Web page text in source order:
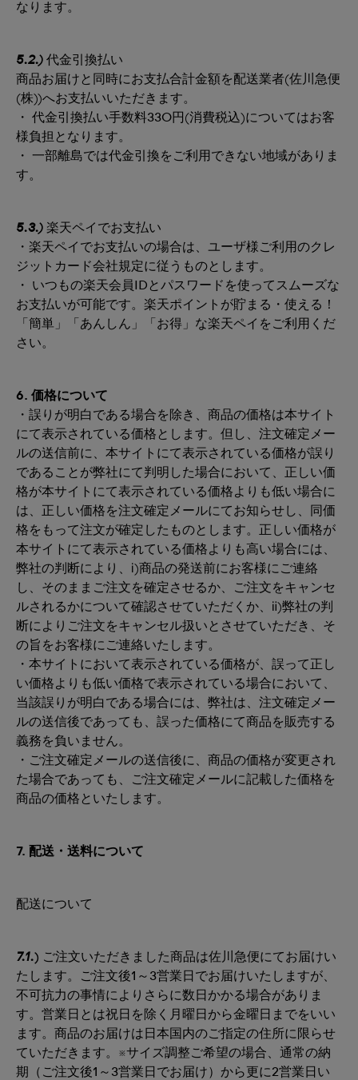
なります。
5.2.) 代金引換払い
商品お届けと同時にお支払合計金額を配送業者(佐川急便
(株))へお支払いいただきます。
・ 代金引換払い手数料330円(消費税込)についてはお客
様負担となります。
・ 一部離島では代金引換をご利用できない地域がありま
す。
5.3.) 楽天ペイでお支払い
・楽天ペイでお支払いの場合は、ユーザ様ご利用のクレ
ジットカード会社規定に従うものとします。
・ いつもの楽天会員IDとパスワードを使ってスムーズな
お支払いが可能です。楽天ポイントが貯まる・使える！
「簡単」「あんしん」「お得」な楽天ペイをご利用くだ
さい。
6. 価格について
・誤りが明白である場合を除き、商品の価格は本サイト
にて表示されている価格とします。但し、注文確定メー
ルの送信前に、本サイトにて表示されている価格が誤り
であることが弊社にて判明した場合において、正しい価
格が本サイトにて表示されている価格よりも低い場合に
は、正しい価格を注文確定メールにてお知らせし、同価
格をもって注文が確定したものとします。正しい価格が
本サイトにて表示されている価格よりも高い場合には、
弊社の判断により、ⅰ)商品の発送前にお客様にご連絡
し、そのままご注文を確定させるか、ご注文をキャンセ
ルされるかについて確認させていただくか、ⅱ)弊社の判
断によりご注文をキャンセル扱いとさせていただき、そ
の旨をお客様にご連絡いたします。
・本サイトにおいて表示されている価格が、誤って正し
い価格よりも低い価格で表示されている場合において、
当該誤りが明白である場合には、弊社は、注文確定メー
ルの送信後であっても、誤った価格にて商品を販売する
義務を負いません。
・ご注文確定メールの送信後に、商品の価格が変更され
た場合であっても、ご注文確定メールに記載した価格を
商品の価格といたします。
7. 配送・送料について
配送について
7.1.) ご注文いただきました商品は佐川急便にてお届けい
たします。ご注文後1～3営業日でお届けいたしますが、
不可抗力の事情によりさらに数日かかる場合がありま
す。営業日とは祝日を除く月曜日から金曜日までをいい
ます。商品のお届けは日本国内のご指定の住所に限らせ
ていただきます。※サイズ調整ご希望の場合、通常の納
期（ご注文後1～3営業日でお届け）から更に2営業日い